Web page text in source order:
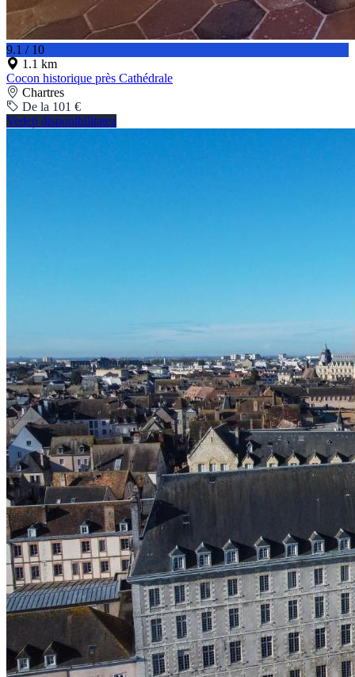
9.1 / 10
1.1 km
Cocon historique près Cathédrale
Chartres
De la 101 €
Vedeți disponibilitatea